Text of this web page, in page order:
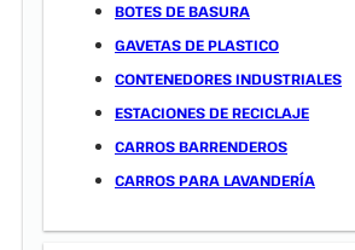
BOTES DE BASURA
GAVETAS DE PLASTICO
CONTENEDORES INDUSTRIALES
ESTACIONES DE RECICLAJE
CARROS BARRENDEROS
CARROS PARA LAVANDERÍA